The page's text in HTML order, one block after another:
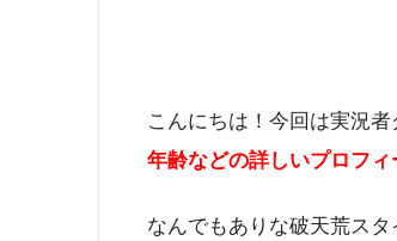
こんにちは！今回は実況
年齢などの詳しいプロフィ
なんでもありな破天荒ス